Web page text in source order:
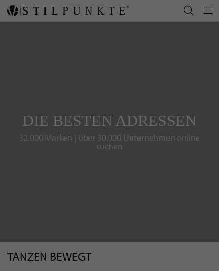
DIE BESTEN ADRESSEN
32.000 Marken | über 30.000 Unternehmen online
suchen
TANZEN BEWEGT